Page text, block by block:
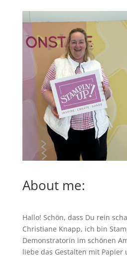
About me:
Hallo! Schön, dass Du rein
Christiane Knapp, ich bin
Demonstratorin im schönen
liebe das Gestalten mit Papier